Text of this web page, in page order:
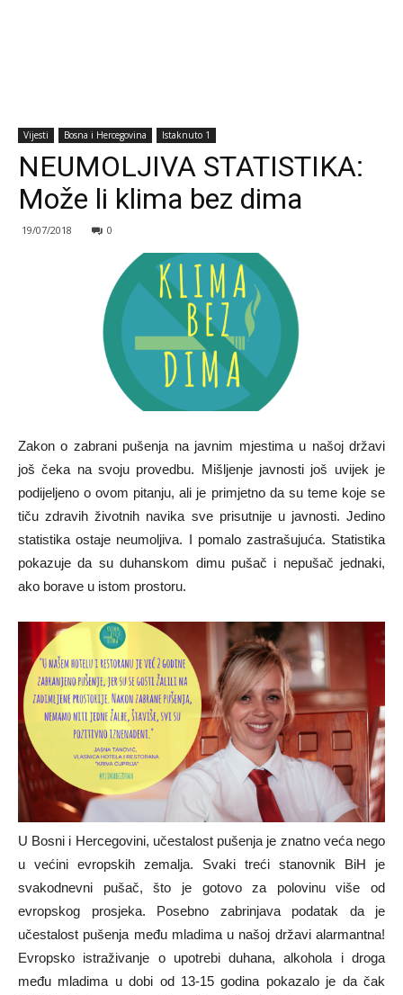
Vijesti Bosna i Hercegovina Istaknuto 1
NEUMOLJIVA STATISTIKA:
Može li klima bez dima
19/07/2018 0
Zakon o zabrani pušenja na javnim mjestima u našoj državi
još čeka na svoju provedbu. Mišljenje javnosti još uvijek je
podijeljeno o ovom pitanju, ali je primjetno da su teme koje se
tiču zdravih životnih navika sve prisutnije u javnosti. Jedino
statistika ostaje neumoljiva. I pomalo zastrašujuća. Statistika
pokazuje da su duhanskom dimu pušač i nepušač jednaki,
ako borave u istom prostoru.
U Bosni i Hercegovini, učestalost pušenja je znatno veća nego
u većini evropskih zemalja. Svaki treći stanovnik BiH je
svakodnevni pušač, što je gotovo za polovinu više od
evropskog prosjeka. Posebno zabrinjava podatak da je
učestalost pušenja među mladima u našoj državi alarmantna!
Evropsko istraživanje o upotrebi duhana, alkohola i droga
među mladima u dobi od 13-15 godina pokazalo je da čak